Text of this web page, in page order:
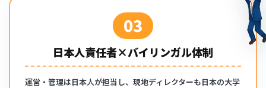
03
日本人責任者×バイリンガル体制
運営・管理は日本人が担当し、現地ディレクターも日本の大学